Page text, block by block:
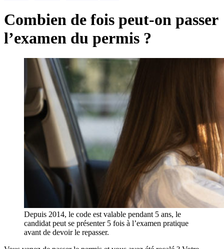
Combien de fois peut-on passer
l’examen du permis ?
Depuis 2014, le code est valable pendant 5 ans, le
candidat peut se présenter 5 fois à l’examen pratique
avant de devoir le repasser.